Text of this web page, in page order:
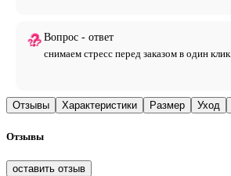
Вопрос - ответ
снимаем стресс перед заказом в один клик
Отзывы Характеристики Размер Уход
Отзывы
оставить отзыв